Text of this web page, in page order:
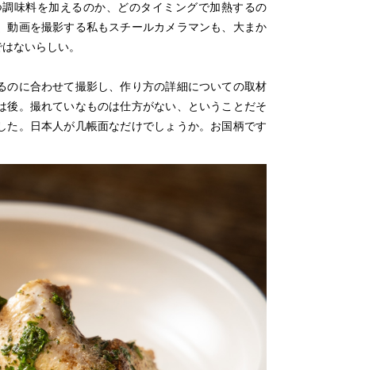
味料を加えるのか、どのタイミングで加熱するの
画を撮影する私もスチールカメラマンも、大まか
ないらしい。
に合わせて撮影し、作り方の詳細についての取材
。撮れていなものは仕方がない、ということだそ
。日本人が几帳面なだけでしょうか。お国柄です